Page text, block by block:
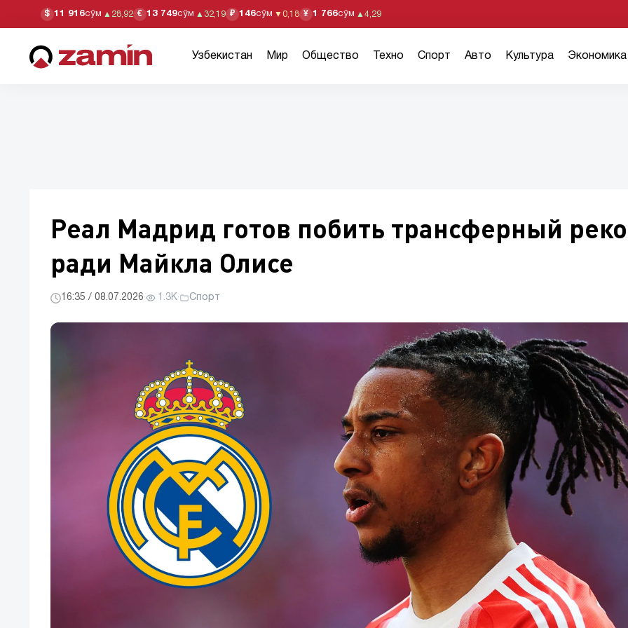
$ 11 916сўм ▲ 28,92 € 13 749сўм ▲ 32,19 ₽ 146сўм ▼ 0,18 ¥ 1 766сўм ▲ 4,29
Узбекистан Мир Общество Техно Спорт Авто Культура Экономика
Реал Мадрид готов побить трансферный
ради Майкла Олисе
16:35 / 08.07.2026· 1.3K· Спорт